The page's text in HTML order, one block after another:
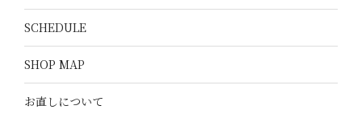
SCHEDULE
SHOP MAP
お直しについて